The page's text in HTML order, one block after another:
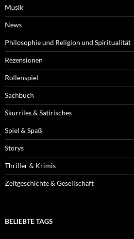
Musik
News
Philosophie und Religion und Spiritualität
Rezensionen
Rollenspiel
Sachbuch
Skurriles & Satirisches
Spiel & Spaß
Storys
Thriller & Krimis
Zeitgeschichte & Gesellschaft
BELIEBTE TAGS